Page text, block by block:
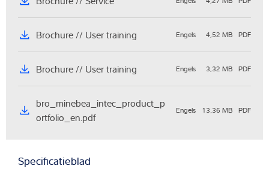
Brochure // User training Engels 4,52 MB PDF
Brochure // User training Engels 3,32 MB PDF
bro_minebea_intec_product_p
ortfolio_en.pdf
Engels 13,36 MB PDF
Specificatieblad